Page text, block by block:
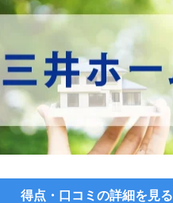
得点・口コミの詳細を見る